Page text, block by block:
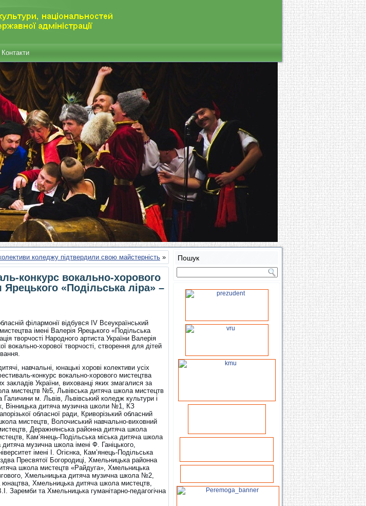
Контакти
коледжу підтвердили свою майстерність »
конкурс вокально-хорового
Ярецького «Подільська ліра» –
філармонії відбувся IV Всеукраїнський
імені Валерія Ярецького «Подільська
творчості Народного артиста України Валерія
вокально-хорової творчості, створення для дітей
навчальні, юнацькі хорові колективи усіх
конкурс вокально-хорового мистецтва
закладів України, вихованці яких змагалися за
мистецтв №5, Львівська дитяча школа мистецтв
м. Львів, Львівський коледж культури і
Вінницька дитяча музична школи №1, КЗ
обласної ради, Криворізький обласний
мистецтв, Волочиський навчально-виховний
Деражнянська районна дитяча школа
Кам’янець-Подільська міська дитяча школа
музична школа імені Ф. Ганіцького,
імені І. Огієнка, Кам’янець-Подільська
Пресвятої Богородиці, Хмельницька районна
школа мистецтв «Райдуга», Хмельницька
Хмельницька дитяча музична школа №2,
юнацтва, Хмельницька дитяча школа мистецтв,
Заремби та Хмельницька гуманітарно-педагогічна
Пошук